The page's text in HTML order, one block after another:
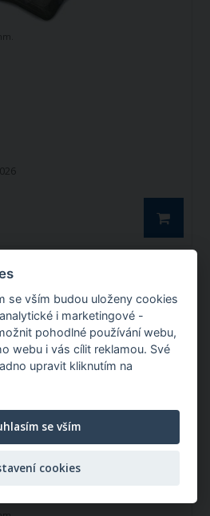
plochá 38,4mm
se vším budou uloženy cookies
i marketingové -
pohodlné používání webu,
webu i vás cílit reklamou. Své
upravit kliknutím na
se vším
cookies